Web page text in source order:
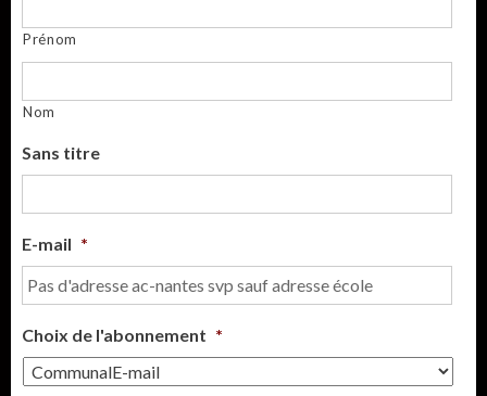
Prénom
Nom
Sans titre
E-mail *
Choix de l'abonnement *